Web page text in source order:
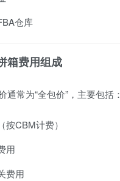
仓库
箱费用组成
通常为“全包价”，主要包括：
按CBM计费）
用
费用